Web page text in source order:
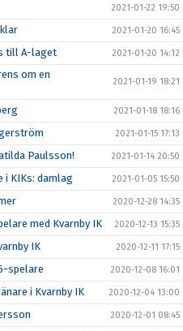
2021-01-22 19:50
2021-01-20 16:45
till A-laget 2021-01-20 14:12
om en
2021-01-19 18:21
2021-01-18 18:16
2021-01-15 17:13
Paulsson! 2021-01-14 20:50
i KIKs: damlag 2021-01-05 15:50
2020-12-28 14:35
med Kvarnby IK 2020-12-13 15:35
IK 2020-12-11 17:15
spelare 2020-12-08 16:01
i Kvarnby IK 2020-12-04 13:00
2020-12-01 08:45